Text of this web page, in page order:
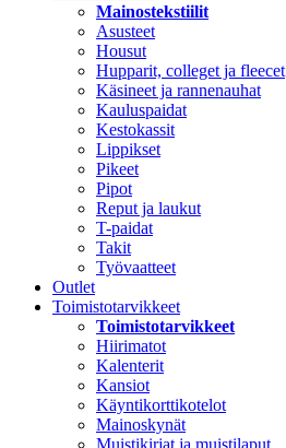
Mainostekstiilit
Asusteet
Housut
Hupparit, colleget ja fleecet
Käsineet ja rannenauhat
Kauluspaidat
Kestokassit
Lippikset
Pikeet
Pipot
Reput ja laukut
T-paidat
Takit
Työvaatteet
Outlet
Toimistotarvikkeet
Toimistotarvikkeet
Hiirimatot
Kalenterit
Kansiot
Käyntikorttikotelot
Mainoskynät
Muistikirjat ja muistilaput